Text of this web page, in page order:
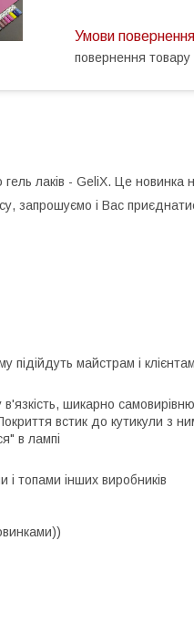
повернення товару
лаків - GeliX. Це новинка
запрошуємо і Вас
підійдуть майстрам і
шикарно
встик до кутикули з
в лампі
і топами інших виробників